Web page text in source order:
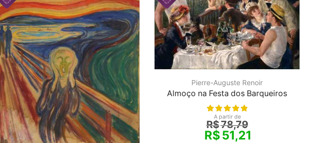
Pierre-Auguste Renoir
Almoço na Festa dos Barqueiros
A partir de
R$78,79
R$51,21